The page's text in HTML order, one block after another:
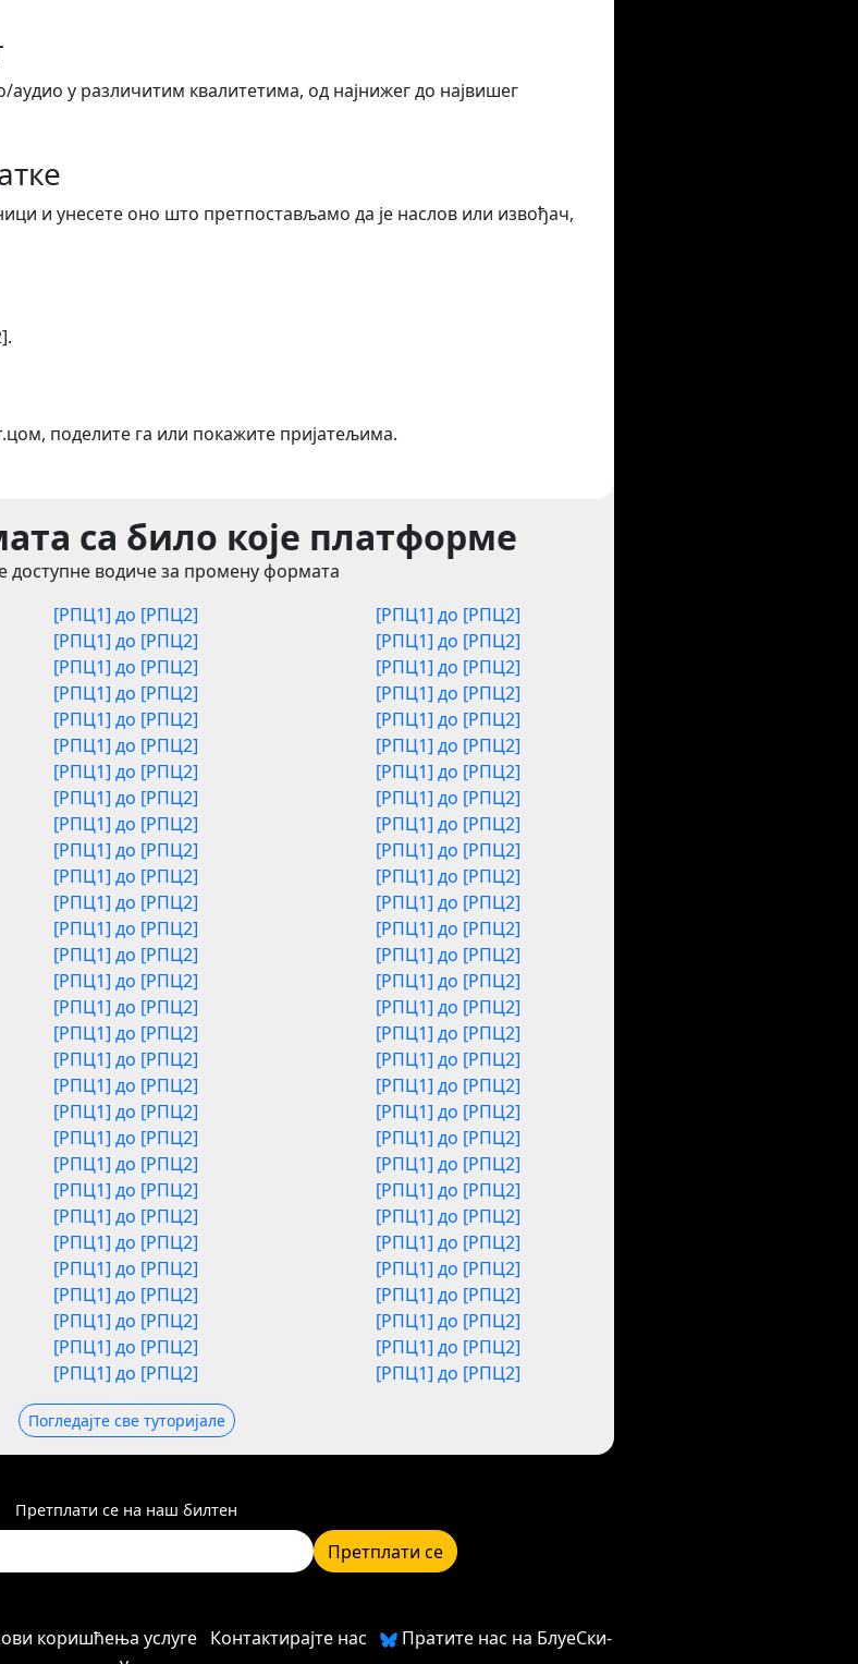
у различитим квалитетима, од најнижег до највишег
и унесете оно што претпостављамо да је наслов или извођач,
поделите га или покажите пријатељима.
са било које платформе
доступне водиче за промену формата
[РПЦ1] до [РПЦ2]
[РПЦ1] до [РПЦ2]
[РПЦ1] до [РПЦ2]
[РПЦ1] до [РПЦ2]
[РПЦ1] до [РПЦ2]
[РПЦ1] до [РПЦ2]
[РПЦ1] до [РПЦ2]
[РПЦ1] до [РПЦ2]
[РПЦ1] до [РПЦ2]
[РПЦ1] до [РПЦ2]
[РПЦ1] до [РПЦ2]
[РПЦ1] до [РПЦ2]
[РПЦ1] до [РПЦ2]
[РПЦ1] до [РПЦ2]
[РПЦ1] до [РПЦ2]
[РПЦ1] до [РПЦ2]
[РПЦ1] до [РПЦ2]
[РПЦ1] до [РПЦ2]
[РПЦ1] до [РПЦ2]
[РПЦ1] до [РПЦ2]
[РПЦ1] до [РПЦ2]
[РПЦ1] до [РПЦ2]
[РПЦ1] до [РПЦ2]
[РПЦ1] до [РПЦ2]
[РПЦ1] до [РПЦ2]
[РПЦ1] до [РПЦ2]
[РПЦ1] до [РПЦ2]
[РПЦ1] до [РПЦ2]
[РПЦ1] до [РПЦ2]
[РПЦ1] до [РПЦ2]
[РПЦ1] до [РПЦ2]
[РПЦ1] до [РПЦ2]
[РПЦ1] до [РПЦ2]
[РПЦ1] до [РПЦ2]
[РПЦ1] до [РПЦ2]
[РПЦ1] до [РПЦ2]
[РПЦ1] до [РПЦ2]
[РПЦ1] до [РПЦ2]
[РПЦ1] до [РПЦ2]
[РПЦ1] до [РПЦ2]
[РПЦ1] до [РПЦ2]
[РПЦ1] до [РПЦ2]
[РПЦ1] до [РПЦ2]
[РПЦ1] до [РПЦ2]
[РПЦ1] до [РПЦ2]
[РПЦ1] до [РПЦ2]
[РПЦ1] до [РПЦ2]
[РПЦ1] до [РПЦ2]
[РПЦ1] до [РПЦ2]
[РПЦ1] до [РПЦ2]
[РПЦ1] до [РПЦ2]
[РПЦ1] до [РПЦ2]
[РПЦ1] до [РПЦ2]
[РПЦ1] до [РПЦ2]
[РПЦ1] до [РПЦ2]
[РПЦ1] до [РПЦ2]
[РПЦ1] до [РПЦ2]
[РПЦ1] до [РПЦ2]
[РПЦ1] до [РПЦ2]
[РПЦ1] до [РПЦ2]
Погледајте све туторијале
Претплати се на наш билтен
Претплати се
коришћења услуге Контактирајте нас
Пратите нас на БлуеСки-